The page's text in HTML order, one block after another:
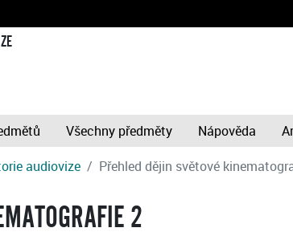
Všechny předměty Nápověda
audiovize Přehled dějin světové
2